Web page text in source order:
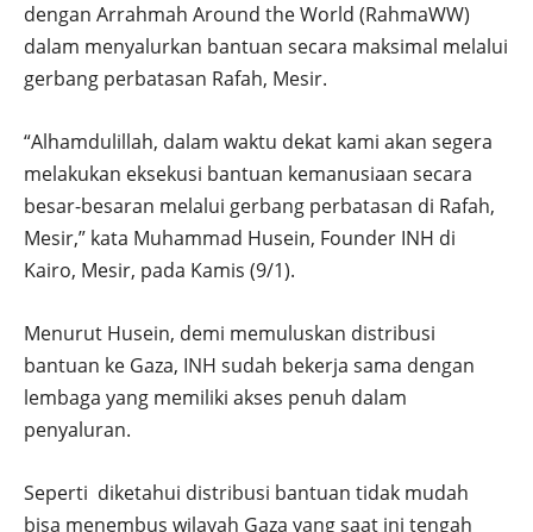
dengan Arrahmah Around the World (RahmaWW)
dalam menyalurkan bantuan secara maksimal melalui
gerbang perbatasan Rafah, Mesir.
“Alhamdulillah, dalam waktu dekat kami akan segera
melakukan eksekusi bantuan kemanusiaan secara
besar-besaran melalui gerbang perbatasan di Rafah,
Mesir,” kata Muhammad Husein, Founder INH di
Kairo, Mesir, pada Kamis (9/1).
Menurut Husein, demi memuluskan distribusi
bantuan ke Gaza, INH sudah bekerja sama dengan
lembaga yang memiliki akses penuh dalam
penyaluran.
Seperti diketahui distribusi bantuan tidak mudah
bisa menembus wilayah Gaza yang saat ini tengah